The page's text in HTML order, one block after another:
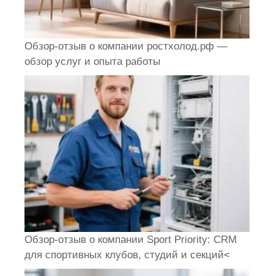
Обзор-отзыв о компании ростхолод.рф —
обзор услуг и опыта работы
Обзор-отзыв о компании Sport Priority: CRM
для спортивных клубов, студий и секций<